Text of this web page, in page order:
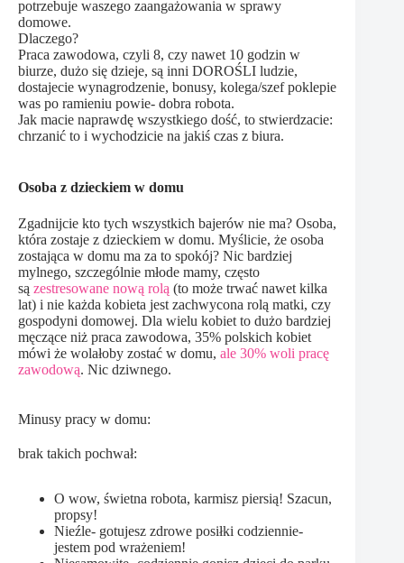
potrzebuje waszego zaangażowania w sprawy
domowe.
Dlaczego?
Praca zawodowa, czyli 8, czy nawet 10 godzin w
biurze, dużo się dzieje, są inni DOROŚLI ludzie,
dostajecie wynagrodzenie, bonusy, kolega/szef poklepie
was po ramieniu powie- dobra robota.
Jak macie naprawdę wszystkiego dość, to stwierdzacie:
chrzanić to i wychodzicie na jakiś czas z biura.
Osoba z dzieckiem w domu
Zgadnijcie kto tych wszystkich bajerów nie ma? Osoba,
która zostaje z dzieckiem w domu. Myślicie, że osoba
zostająca w domu ma za to spokój? Nic bardziej
mylnego, szczególnie młode mamy, często
są zestresowane nową rolą (to może trwać nawet kilka
lat) i nie każda kobieta jest zachwycona rolą matki, czy
gospodyni domowej. Dla wielu kobiet to dużo bardziej
męczące niż praca zawodowa, 35% polskich kobiet
mówi że wolałoby zostać w domu, ale 30% woli pracę
zawodową. Nic dziwnego.
Minusy pracy w domu:
brak takich pochwał:
O wow, świetna robota, karmisz piersią! Szacun,
propsy!
Nieźle- gotujesz zdrowe posiłki codziennie-
jestem pod wrażeniem!